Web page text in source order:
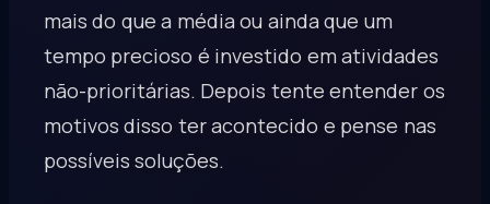
mais do que a média ou ainda que um
tempo precioso é investido em atividades
não-prioritárias. Depois tente entender os
motivos disso ter acontecido e pense nas
possíveis soluções.